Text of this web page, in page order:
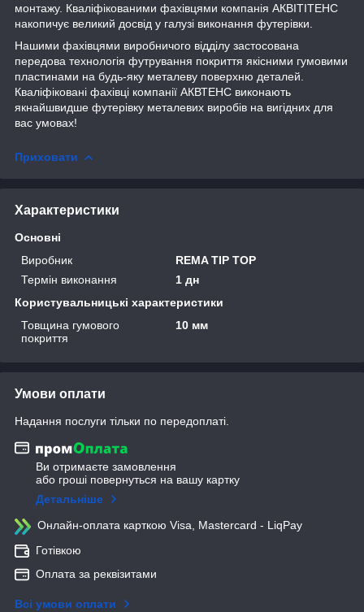
монтажу. Кваліфікованими фахівцями компанія АКВІТІТЕНС
накопичує великий досвід у галузі виконання футерівки.
Нашими фахівцями виробничого відділу застосована
передова технологія футрування покриття якісними гумовими
пластинами на будь-яку металеву поверхню деталей.
Кваліфіковані фахівці компанії АКВТЕНС виконають
якнайшвидше футерівку металевих виробів на вигідних для
вас умовах!
Приховати
Характеристики
Основні
Виробник
REMA TIP TOP
Термін виконання
1 дн
Користувальницькі характеристики
Товщина гумового
покриття
10 мм
Умови оплати
Надання послуги тільки по передоплаті.
Ви отримаєте замовлення
або гроші повернуться на вашу картку
Детальніше
Онлайн-оплата карткою Visa, Mastercard - LiqPay
Готівкою
Оплата за реквізитами
Всі умови оплати